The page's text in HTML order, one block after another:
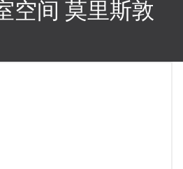
空间 莫里斯敦